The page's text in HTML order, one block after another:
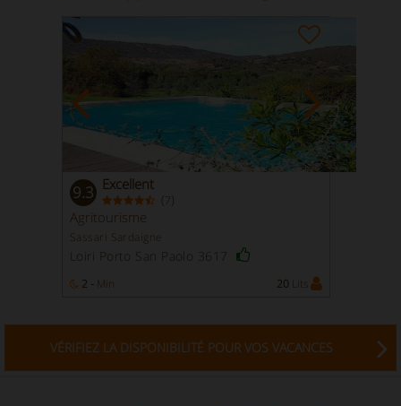
9.3 Excellent
( 7 )
Agritourisme
Sassari Sardaigne
Loiri Porto San Paolo 3617
2 - Min 20 Lits
VÉRIFIEZ LA DISPONIBILITÉ POUR VOS VACANCES